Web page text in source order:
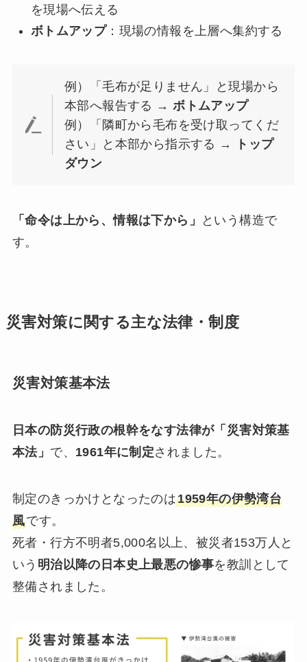
を現場へ伝える
ボトムアップ：現場の情報を上層へ集約する
例）「毛布が足りません」と現場から
本部へ報告する →ボトムアップ
例）「隣町から毛布を受け取ってくだ
さい」と本部から指示する →
トップ
ダウン
「命令は上から、情報は下から」
という構造で
す。
災害対策に関する主な法律・制度
災害対策基本法
日本の防災行政の根幹をなす法律が「災害対策基
本法」 で、 1961年に制定されました。
制定のきっかけとなったのは1959年の伊勢湾台
風です。
死者・行方不明者5,000名以上、被災者153万人と
いう 明治以降の日本史上最悪の惨事を教訓として
整備されました。